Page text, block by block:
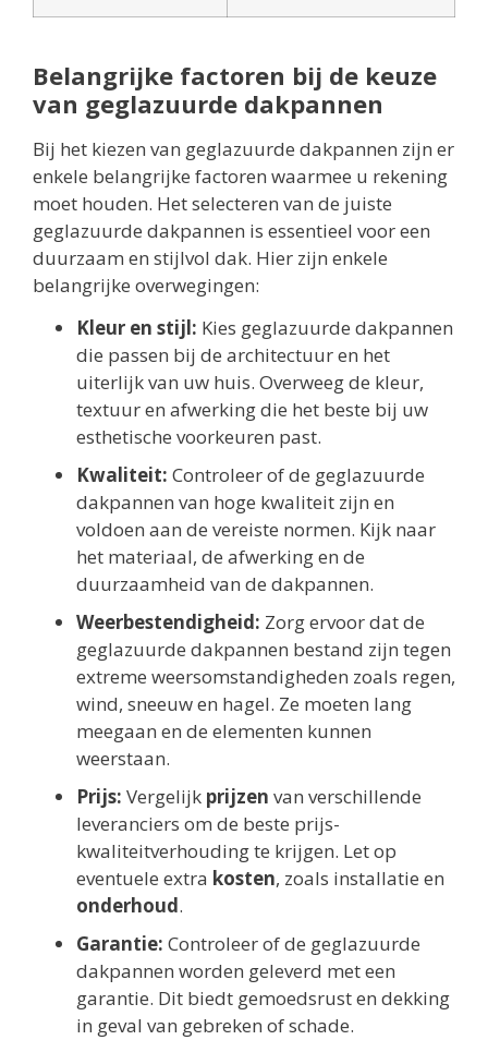
Belangrijke factoren bij de keuze
van geglazuurde dakpannen
Bij het kiezen van geglazuurde dakpannen zijn er
enkele belangrijke factoren waarmee u rekening
moet houden. Het selecteren van de juiste
geglazuurde dakpannen is essentieel voor een
duurzaam en stijlvol dak. Hier zijn enkele
belangrijke overwegingen:
Kleur en stijl: Kies geglazuurde dakpannen
die passen bij de architectuur en het
uiterlijk van uw huis. Overweeg de kleur,
textuur en afwerking die het beste bij uw
esthetische voorkeuren past.
Kwaliteit: Controleer of de geglazuurde
dakpannen van hoge kwaliteit zijn en
voldoen aan de vereiste normen. Kijk naar
het materiaal, de afwerking en de
duurzaamheid van de dakpannen.
Weerbestendigheid: Zorg ervoor dat de
geglazuurde dakpannen bestand zijn tegen
extreme weersomstandigheden zoals regen,
wind, sneeuw en hagel. Ze moeten lang
meegaan en de elementen kunnen
weerstaan.
Prijs: Vergelijk prijzen van verschillende
leveranciers om de beste prijs-
kwaliteitverhouding te krijgen. Let op
eventuele extra kosten, zoals installatie en
onderhoud.
Garantie: Controleer of de geglazuurde
dakpannen worden geleverd met een
garantie. Dit biedt gemoedsrust en dekking
in geval van gebreken of schade.